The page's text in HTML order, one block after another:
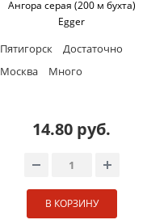
Ангора серая (200 м бухта)
Egger
Пятигорск
Достаточно
Москва
Много
14.80 руб.
В КОРЗИНУ